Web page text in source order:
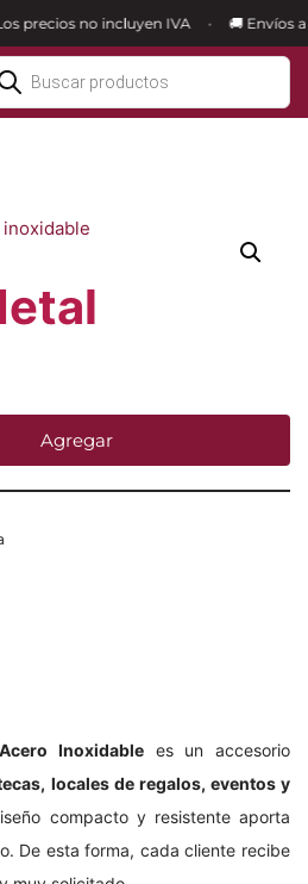
precios no incluyen IVA 🚚 Envíos a
Agregar
Inoxidablees un accesorio
locales de regalos, eventos y
compacto y resistente aporta
De esta forma, cada cliente recibe